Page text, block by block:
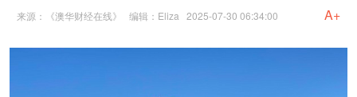
来源：《澳华财经在线》 编辑：Eliza 2025-07-30 06:34:00 A+